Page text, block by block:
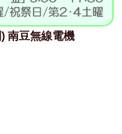
南豆無線電機